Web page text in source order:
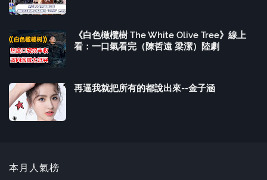
《白色橄欖樹 The White Olive Tree》線上
看：一口氣看完（陳哲遠 梁潔）陸劇
再逼我就把所有的都說出來--金子涵
本月人氣榜